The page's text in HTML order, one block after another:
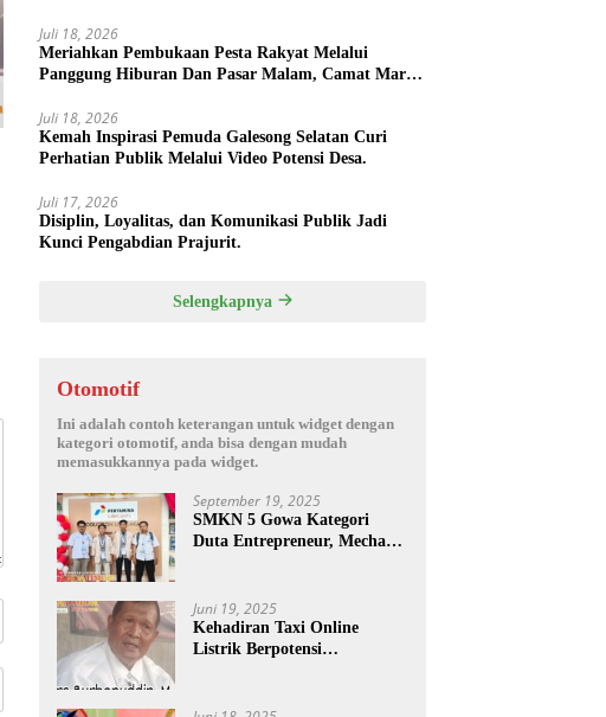
Juli 18, 2026
Meriahkan Pembukaan Pesta Rakyat Melalui
Panggung Hiburan Dan Pasar Malam, Camat Marbo
Juli 18, 2026
Kemah Inspirasi Pemuda Galesong Selatan Curi
Perhatian Publik Melalui Video Potensi Desa.
Juli 17, 2026
Disiplin, Loyalitas, dan Komunikasi Publik Jadi
Kunci Pengabdian Prajurit.
Selengkapnya
Otomotif
Ini adalah contoh keterangan untuk widget dengan
kategori otomotif, anda bisa dengan mudah
memasukkannya pada widget.
September 19, 2025
SMKN 5 Gowa Kategori
Duta Entrepreneur, Mechanic
Nasional Ta- 2025
Juni 19, 2025
Kehadiran Taxi Online
Listrik Berpotensi